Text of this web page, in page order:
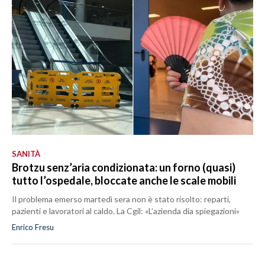
SANITÀ
Brotzu senz’aria condizionata: un forno (quasi)
tutto l’ospedale, bloccate anche le scale mobili
Il problema emerso martedì sera non è stato risolto: reparti,
pazienti e lavoratori al caldo. La Cgil: «L’azienda dia spiegazioni»
Enrico Fresu